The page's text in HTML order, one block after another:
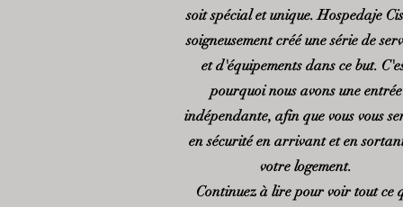
soit spécial et unique. Hospedaje
soigneusement créé une série de
et d'équipements dans ce but.
pourquoi nous avons une entrée
indépendante, afin que vous vous
en sécurité en arrivant et en
votre logement.
Continuez à lire pour voir tout ce